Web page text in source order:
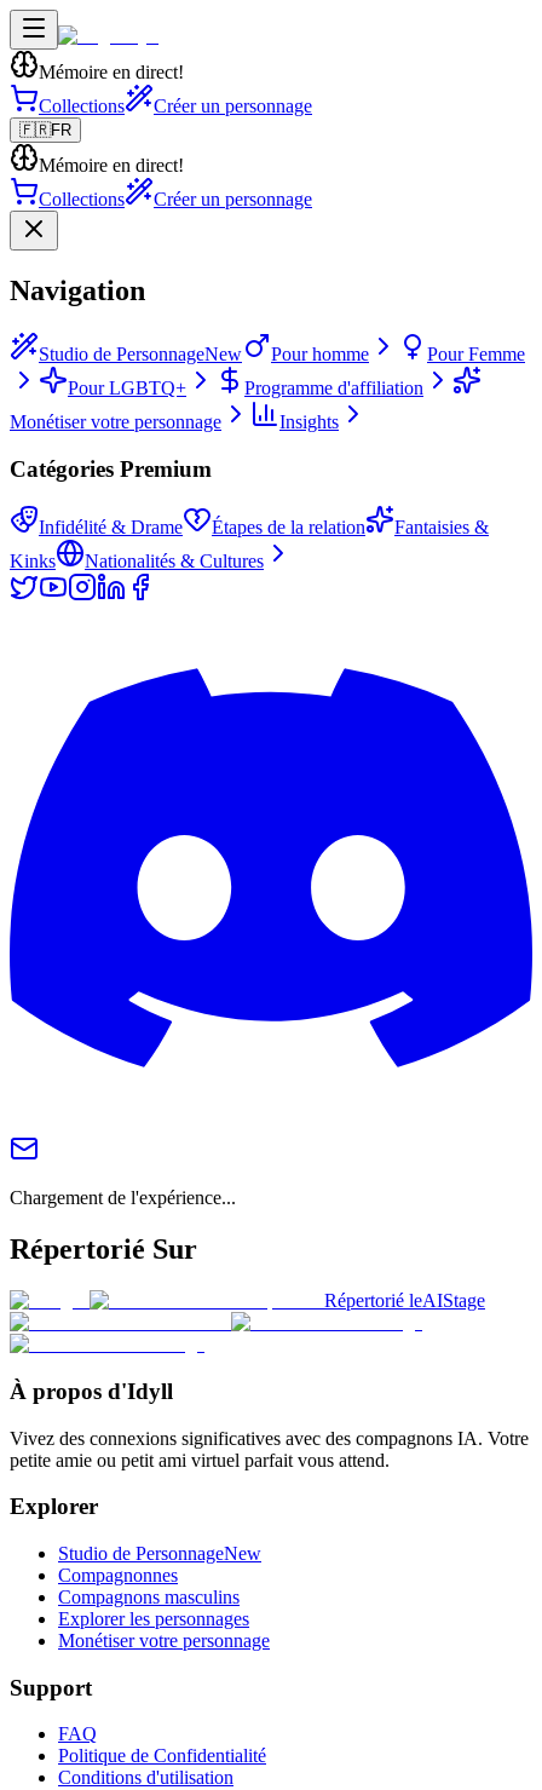
Mémoire en direct!
Collections
Créer un personnage
🇫🇷FR
Mémoire en direct!
Collections
Créer un personnage
Navigation
Studio de PersonnageNew Pour homme
Pour Femme
Pour LGBTQ+
Programme d'affiliation
Monétiser votre personnage
Insights
Catégories Premium
Infidélité & Drame Étapes de la relation
Fantaisies &
Kinks
Nationalités & Cultures
Chargement de l'expérience...
Répertorié Sur
Répertorié leAIStage
À propos d'Idyll
Vivez des connexions significatives avec des compagnons IA. Votre
petite amie ou petit ami virtuel parfait vous attend.
Explorer
Studio de PersonnageNew
Compagnonnes
Compagnons masculins
Explorer les personnages
Monétiser votre personnage
Support
FAQ
Politique de Confidentialité
Conditions d'utilisation